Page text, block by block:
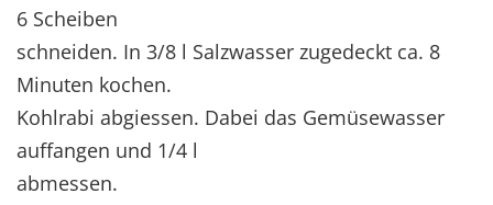
6 Scheiben
schneiden. In 3/8 l Salzwasser zugedeckt ca. 8
Minuten kochen.
Kohlrabi abgiessen. Dabei das Gemüsewasser
auffangen und 1/4 l
abmessen.